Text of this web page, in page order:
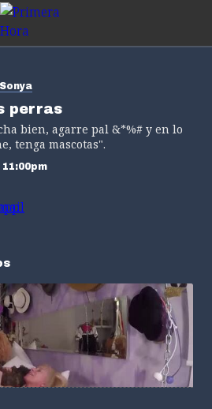
perras
bien, agarre pal &*%# y en lo
tenga mascotas".